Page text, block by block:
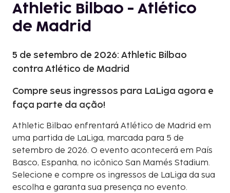
Athletic Bilbao - Atlético
de Madrid
5 de setembro de 2026: Athletic Bilbao
contra Atlético de Madrid
Compre seus ingressos para LaLiga agora e
faça parte da ação!
Athletic Bilbao enfrentará Atlético de Madrid em
uma partida de LaLiga, marcada para 5 de
setembro de 2026. O evento acontecerá em País
Basco, Espanha, no icônico San Mamés Stadium.
Selecione e compre os ingressos de LaLiga da sua
escolha e garanta sua presença no evento.